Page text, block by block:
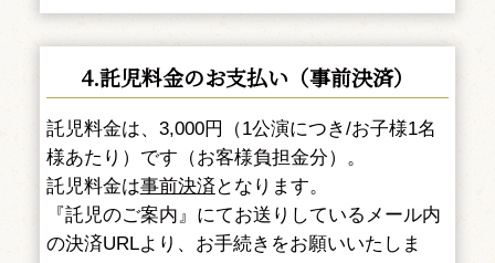
4.託児料金のお支払い（事前決済）
託児料金は、3,000円（1公演につき/お子様1名
様あたり）です（お客様負担金分）。
託児料金は事前決済 となります。
『託児のご案内』にてお送りしているメール内
の決済URLより、お手続きをお願いいたしま